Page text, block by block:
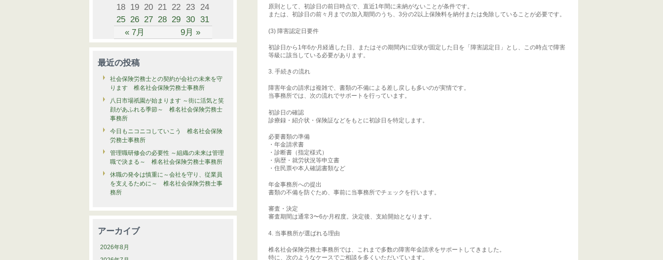
原則として、初診日の前日時点で、直近1年間に未納がないことが条件です。
または、初診日の前々月までの加入期間のうち、3分の2以上保険料を納付または免除していることが必要です。
(3) 障害認定日要件
初診日から1年6か月経過した日、またはその期間内に症状が固定した日を「障害認定日」とし、この時点で障害
等級に該当している必要があります。
3. 手続きの流れ
障害年金の請求は複雑で、書類の不備による差し戻しも多いのが実情です。
当事務所では、次の流れでサポートを行っています。
初診日の確認
診療録・紹介状・保険証などをもとに初診日を特定します。
必要書類の準備
・年金請求書
・診断書（指定様式）
・病歴・就労状況等申立書
・住民票や本人確認書類など
年金事務所への提出
書類の不備を防ぐため、事前に当事務所でチェックを行います。
審査・決定
審査期間は通常3〜6か月程度。決定後、支給開始となります。
4. 当事務所が選ばれる理由
椎名社会保険労務士事務所では、これまで多数の障害年金請求をサポートしてきました。
特に、次のようなケースでご相談を多くいただいています。
« 7月 9月 »
18 19 20 21 22 23 24
25 26 27 28 29 30 31
最近の投稿
社会保険労務士との契約が会社の未来を守
ります 椎名社会保険労務士事務所
八日市場祇園が始まります ～街に活気と笑
顔があふれる季節～ 椎名社会保険労務士
事務所
今日もニコニコしていこう 椎名社会保険
労務士事務所
管理職研修会の必要性 ～組織の未来は管理
職で決まる～ 椎名社会保険労務士事務所
休職の発令は慎重に～会社を守り、従業員
を支えるために～ 椎名社会保険労務士事
務所
アーカイブ
2026年8月